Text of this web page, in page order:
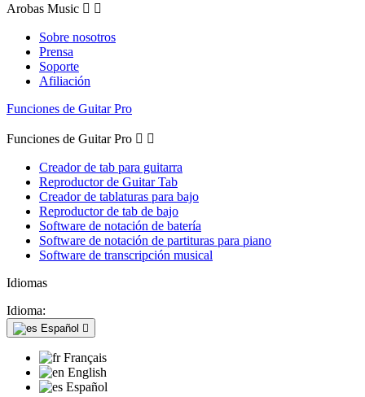
Arobas Music  
Sobre nosotros
Prensa
Soporte
Afiliación
Funciones de Guitar Pro
Funciones de Guitar Pro  
Creador de tab para guitarra
Reproductor de Guitar Tab
Creador de tablaturas para bajo
Reproductor de tab de bajo
Software de notación de batería
Software de notación de partituras para piano
Software de transcripción musical
Idiomas
Idioma:
Español 
Français
English
Español